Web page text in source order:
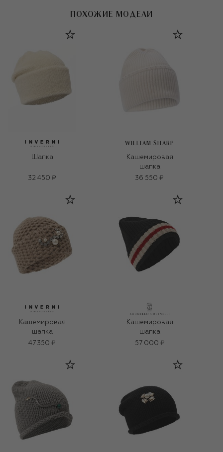
ПОХОЖИЕ МОДЕЛИ
Шапка
32 450 ₽
WILLIAM SHARP
Кашемировая
шапка
36 550 ₽
Кашемировая
шапка
47 350 ₽
Кашемировая
шапка
57 000 ₽